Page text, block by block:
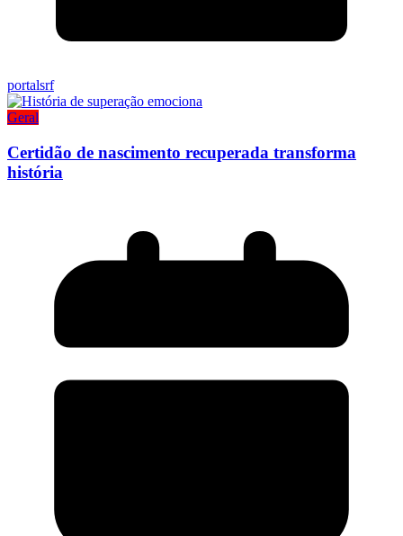
portalsrf
Geral
Certidão de nascimento recuperada transforma
história